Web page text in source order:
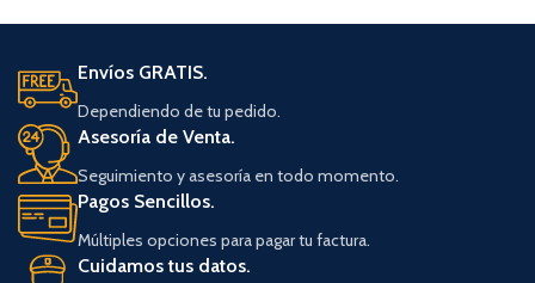
Envíos GRATIS.
Dependiendo de tu pedido.
Asesoría de Venta.
Seguimiento y asesoría en todo momento.
Pagos Sencillos.
Múltiples opciones para pagar tu factura.
Cuidamos tus datos.